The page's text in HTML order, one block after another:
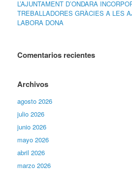
L’AJUNTAMENT D’ONDARA
TREBALLADORES GRÀCIES A LES
LABORA DONA
Comentarios recientes
Archivos
agosto 2026
julio 2026
junio 2026
mayo 2026
abril 2026
marzo 2026